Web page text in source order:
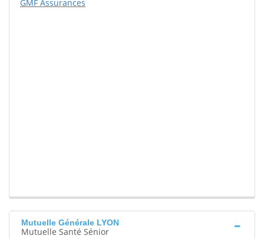
GMF Assurances
Mutuelle Générale LYON
Mutuelle Santé Sénior